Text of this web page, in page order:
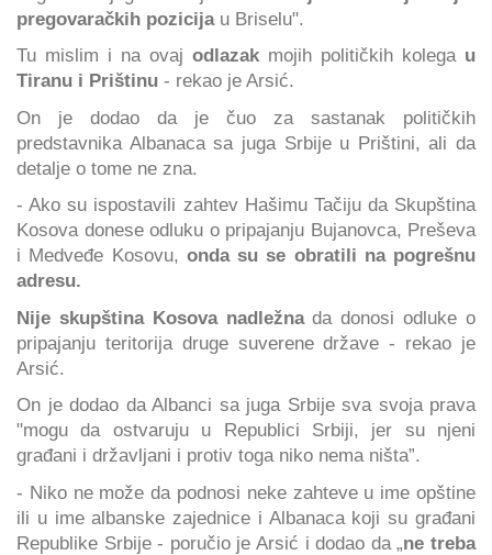
pregovaračkih pozicija u Briselu".
Tu mislim i na ovaj odlazak mojih političkih kolega u
Tiranu i Prištinu - rekao je Arsić.
On je dodao da je čuo za sastanak političkih
predstavnika Albanaca sa juga Srbije u Prištini, ali da
detalje o tome ne zna.
- Ako su ispostavili zahtev Hašimu Tačiju da Skupština
Kosova donese odluku o pripajanju Bujanovca, Preševa
i Medveđe Kosovu, onda su se obratili na pogrešnu
adresu.
Nije skupština Kosova nadležnada donosi odluke o
pripajanju teritorija druge suverene države - rekao je
Arsić.
On je dodao da Albanci sa juga Srbije sva svoja prava
"mogu da ostvaruju u Republici Srbiji, jer su njeni
građani i državljani i protiv toga niko nema ništa”.
- Niko ne može da podnosi neke zahteve u ime opštine
ili u ime albanske zajednice i Albanaca koji su građani
Republike Srbije - poručio je Arsić i dodao da „ne treba